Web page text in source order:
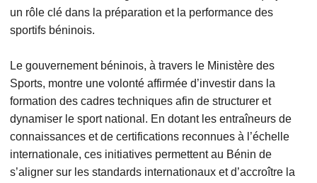
un rôle clé dans la préparation et la performance des
sportifs béninois.
Le gouvernement béninois, à travers le Ministère des
Sports, montre une volonté affirmée d’investir dans la
formation des cadres techniques afin de structurer et
dynamiser le sport national. En dotant les entraîneurs de
connaissances et de certifications reconnues à l’échelle
internationale, ces initiatives permettent au Bénin de
s’aligner sur les standards internationaux et d’accroître la